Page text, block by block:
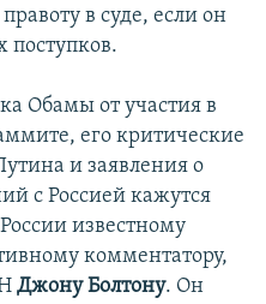
в суде, если он
поступков.
Обамы от участия в
его критические
и заявления о
с Россией кажутся
известному
комментатору,
Джону Болтону. Он